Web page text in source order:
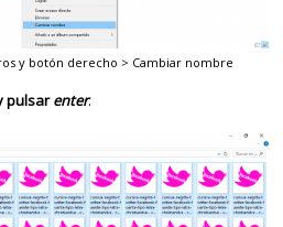
y botón derecho > Cambiar nombre
pulsarenter.